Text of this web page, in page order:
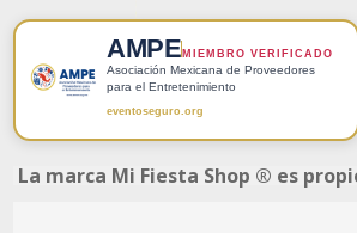
AMPE MIEMBRO VERIFICADO
Asociación Mexicana de Proveedores
para el Entretenimiento
eventoseguro.org
La marca Mi Fiesta Shop ® es